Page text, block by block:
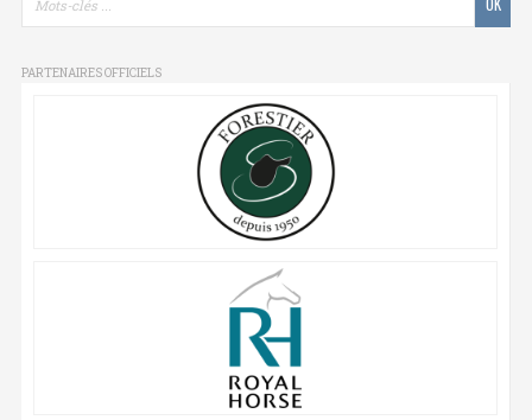
PARTENAIRES OFFICIELS